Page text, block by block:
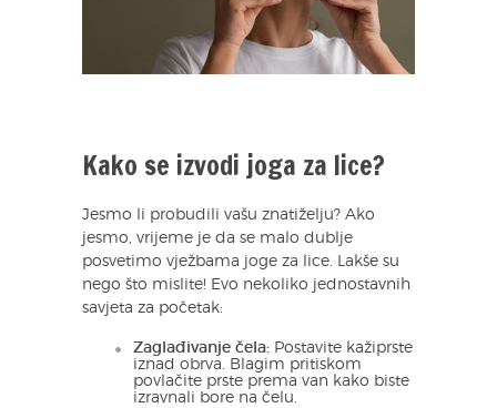
Kako se izvodi joga za lice?
Jesmo li probudili vašu znatiželju? Ako
jesmo, vrijeme je da se malo dublje
posvetimo vježbama joge za lice. Lakše su
nego što mislite! Evo nekoliko jednostavnih
savjeta za početak:
Zaglađivanje čela: Postavite kažiprste
iznad obrva. Blagim pritiskom
povlačite prste prema van kako biste
izravnali bore na čelu.